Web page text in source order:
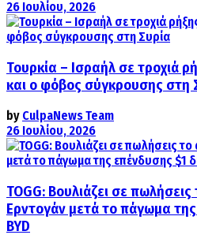
26 Ιουλίου, 2026
Τουρκία – Ισραήλ σε τροχιά
και ο φόβος σύγκρουσης στη
by CulpaNews Team
26 Ιουλίου, 2026
TOGG: Βουλιάζει σε
Ερντογάν μετά το πάγωμα
BYD